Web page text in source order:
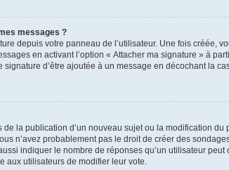
messages ?
depuis votre panneau de l’utilisateur. Une fois créée,
en activant l’option « Attacher ma signature » à
d’être ajoutée à un message en décochant la
la publication d’un nouveau sujet ou la modification
n’avez probablement pas le droit de créer des
indiquer le nombre de réponses qu’un utilisateur
aux utilisateurs de modifier leur vote.